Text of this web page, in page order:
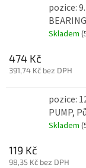
pozice:
Skladem
474 Kč
391,74 Kč bez DPH
pozice:
PUMP,
Skladem
119 Kč
98,35 Kč bez DPH